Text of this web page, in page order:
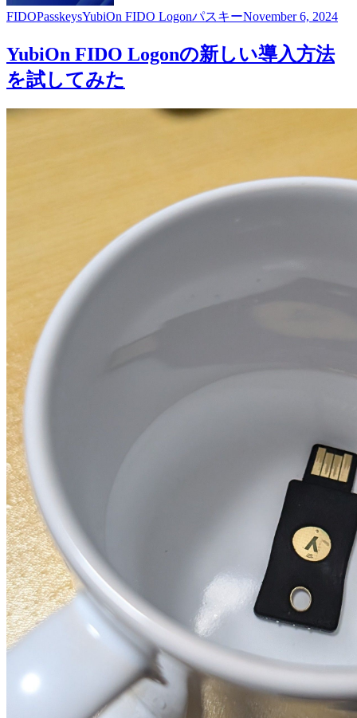
FIDOPasskeysYubiOn FIDO LogonパスキーNovember 6, 2024
YubiOn FIDO Logonの新しい導入方法
を試してみた